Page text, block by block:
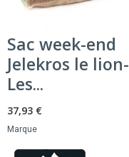
Sac week-end
Jelekros le lion-
Les...
37,93 €
Marque